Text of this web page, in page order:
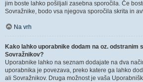
jim boste lahko pošiljali zasebna sporočila. Če
Sovražnike, bodo vsa njegova sporočila skrita in
Na vrh
Kako lahko uporabnike dodam na oz. odstranim
Sovražnikov?
Uporabnike lahko na seznam dodajate na dva
uporabnika je povezava, preko katere ga lahko
ali Sovražnikov. Druga možnost je vaša